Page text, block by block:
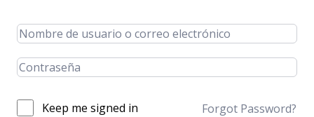
Keep me signed in Forgot Password?